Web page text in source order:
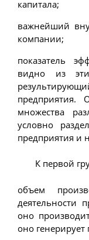
капитала;
важнейший
компании;
показатель
видно из
предприятия.
множества
условно
предприятия и
К первой
объем
деятельности
оно
оно